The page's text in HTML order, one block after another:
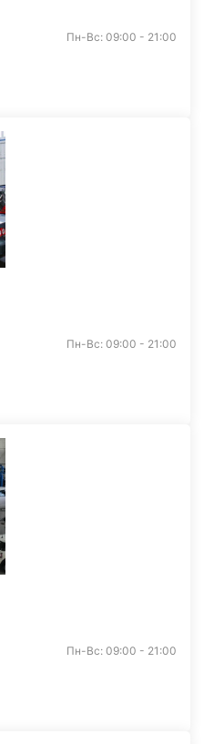
Пн-Вс: 09:00 - 21:00
Пн-Вс: 09:00 - 21:00
Пн-Вс: 09:00 - 21:00